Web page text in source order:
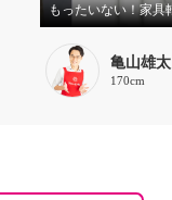
亀山雄太
170cm